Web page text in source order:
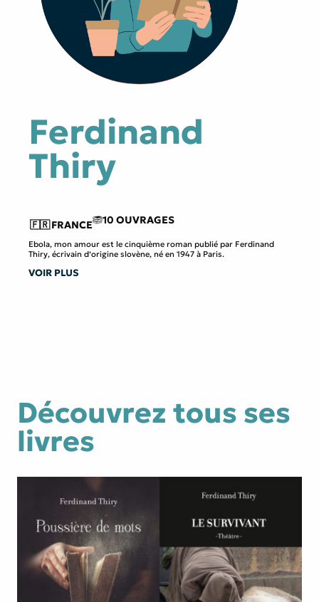
Ferdinand
Thiry
🇫🇷FRANCE 10 OUVRAGES
Ebola, mon amour est le cinquième roman publié par Ferdinand
Thiry, écrivain d’origine slovène, né en 1947 à Paris.
VOIR PLUS
Découvrez tous ses
livres